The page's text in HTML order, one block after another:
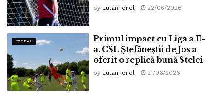
by Lutan Ionel 22/06/2026
FOTBAL
Primul impact cu Liga a II-
a. CSL Ștefăneștii de Jos a
oferit o replică bună Stelei
by Lutan Ionel 21/06/2026